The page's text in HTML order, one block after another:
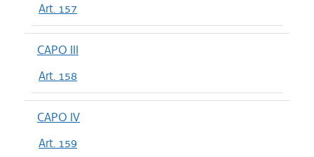
Art. 157
CAPO III
Art. 158
CAPO IV
Art. 159